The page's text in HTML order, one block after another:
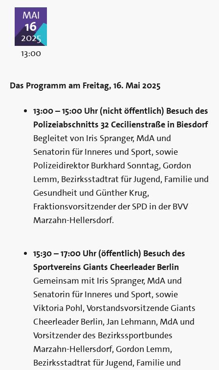
MAI
16
2025
13:00
Das Programm am Freitag, 16. Mai 2025
13:00 – 15:00 Uhr (nicht öffentlich) Besuch des
Polizeiabschnitts 32 Cecilienstraße in Biesdorf
Begleitet von Iris Spranger, MdA und
Senatorin für Inneres und Sport, sowie
Polizeidirektor Burkhard Sonntag, Gordon
Lemm, Bezirksstadtrat für Jugend, Familie und
Gesundheit und Günther Krug,
Fraktionsvorsitzender der SPD in der BVV
Marzahn-Hellersdorf.
15:30 – 17:00 Uhr (öffentlich) Besuch des
Sportvereins Giants Cheerleader Berlin
Gemeinsam mit Iris Spranger, MdA und
Senatorin für Inneres und Sport, sowie
Viktoria Pohl, Vorstandsvorsitzende Giants
Cheerleader Berlin, Jan Lehmann, MdA und
Vorsitzender des Bezirkssportbundes
Marzahn-Hellersdorf, Gordon Lemm,
Bezirksstadtrat für Jugend, Familie und